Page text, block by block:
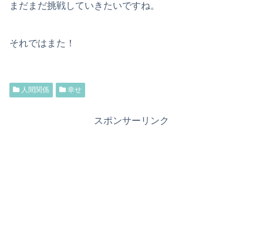
まだまだ挑戦していきたいですね。
それではまた！
人間関係 幸せ
スポンサーリンク